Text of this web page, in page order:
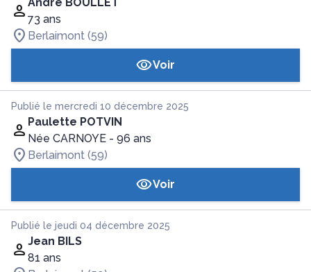
73 ans
Berlaimont (59)
Voir
Publié le mercredi 10 décembre 2025
Paulette POTVIN
Née CARNOYE - 96 ans
Berlaimont (59)
Voir
Publié le jeudi 04 décembre 2025
Jean BILS
81 ans